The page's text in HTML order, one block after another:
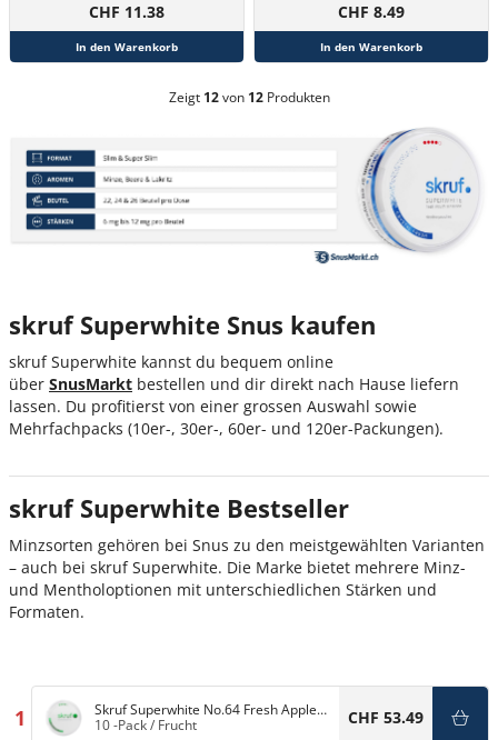
CHF 11.38
In den Warenkorb
CHF 8.49
In den Warenkorb
Zeigt 12von 12 Produkten
skruf Superwhite Snus kaufen
skruf Superwhite kannst du bequem online
über SnusMarkt bestellen und dir direkt nach Hause liefern
lassen. Du profitierst von einer grossen Auswahl sowie
Mehrfachpacks (10er-, 30er-, 60er- und 120er-Packungen).
skruf Superwhite Bestseller
Minzsorten gehören bei Snus zu den meistgewählten Varianten
– auch bei skruf Superwhite. Die Marke bietet mehrere Minz-
und Mentholoptionen mit unterschiedlichen Stärken und
Formaten.
1
Skruf Superwhite No.64 Fresh Apple
12mg10 -Pack/ Frucht CHF 53.49